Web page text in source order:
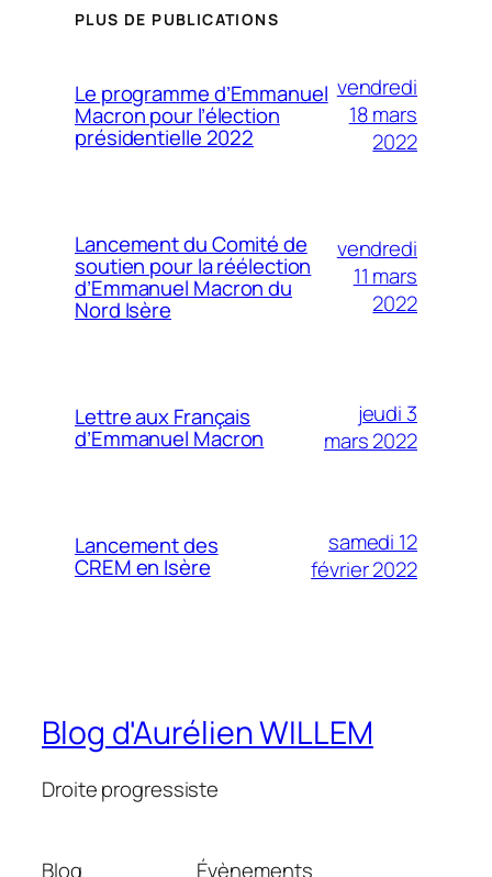
PLUS DE PUBLICATIONS
Le programme d’Emmanuel
Macron pour l’élection
présidentielle 2022
vendredi
18 mars
2022
Lancement du Comité de
soutien pour la réélection
d’Emmanuel Macron du
Nord Isère
vendredi
11 mars
2022
Lettre aux Français
d’Emmanuel Macron
jeudi 3
mars 2022
Lancement des
CREM en Isère
samedi 12
février 2022
Blog d'Aurélien WILLEM
Droite progressiste
Blog Évènements